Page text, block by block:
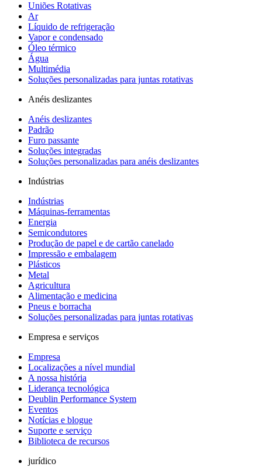
Uniões Rotativas
Ar
Líquido de refrigeração
Vapor e condensado
Óleo térmico
Água
Multimédia
Soluções personalizadas para juntas rotativas
Anéis deslizantes
Anéis deslizantes
Padrão
Furo passante
Soluções integradas
Soluções personalizadas para anéis deslizantes
Indústrias
Indústrias
Máquinas-ferramentas
Energia
Semicondutores
Produção de papel e de cartão canelado
Impressão e embalagem
Plásticos
Metal
Agricultura
Alimentação e medicina
Pneus e borracha
Soluções personalizadas para juntas rotativas
Empresa e serviços
Empresa
Localizações a nível mundial
A nossa história
Liderança tecnológica
Deublin Performance System
Eventos
Notícias e blogue
Suporte e serviço
Biblioteca de recursos
jurídico